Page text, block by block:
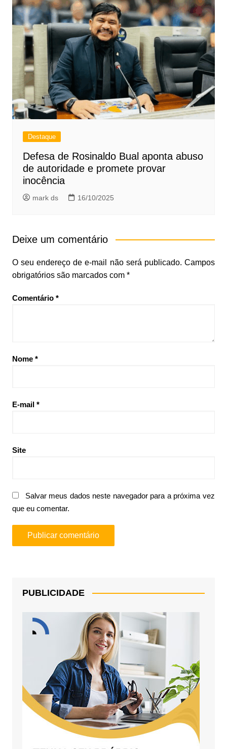
Destaque
Defesa de Rosinaldo Bual aponta abuso
de autoridade e promete provar
inocência
mark ds 16/10/2025
Deixe um comentário
O seu endereço de e-mail não será publicado. Campos
obrigatórios são marcados com *
Comentário *
Nome *
E-mail *
Site
Salvar meus dados neste navegador para a próxima vez
que eu comentar.
PUBLICIDADE